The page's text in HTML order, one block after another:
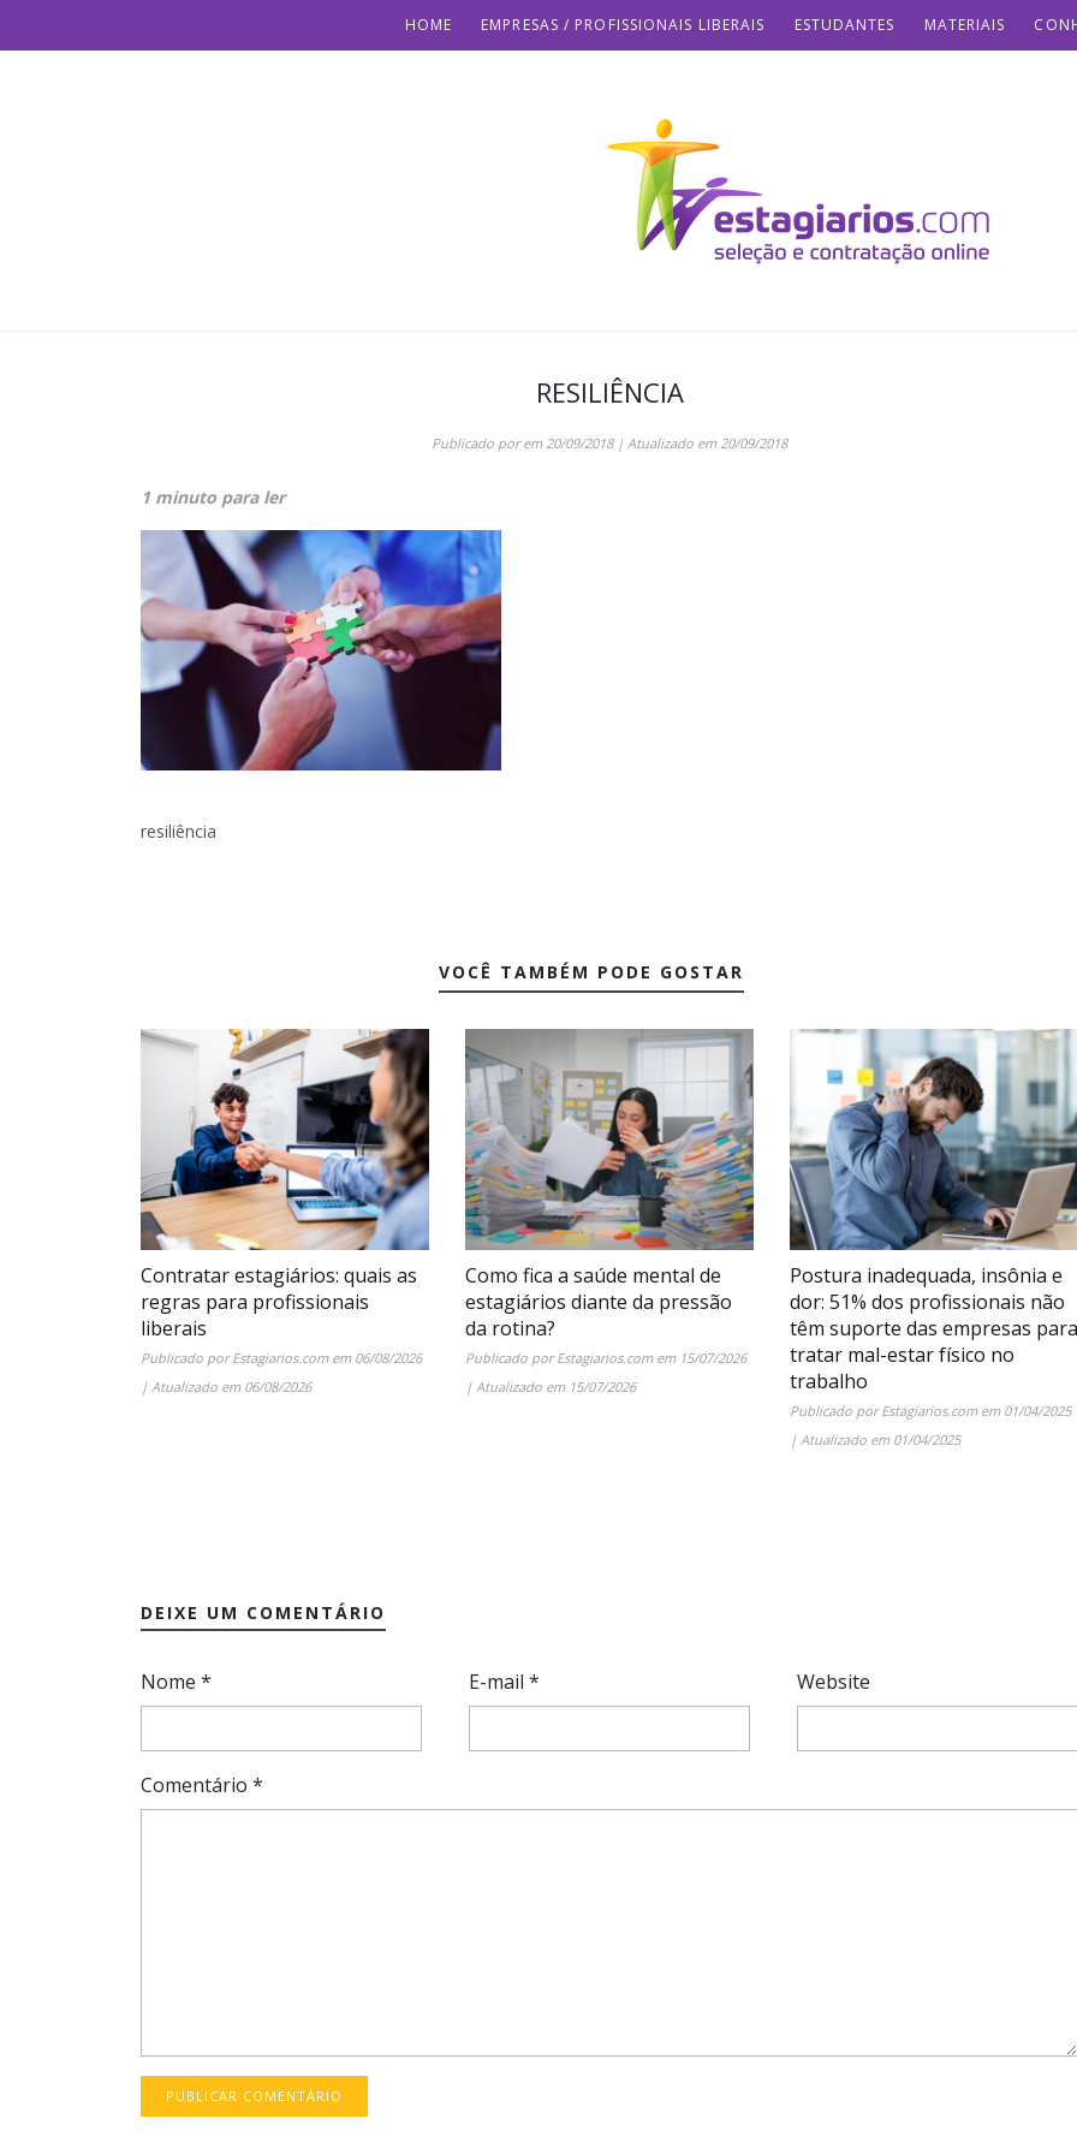
HOME EMPRESAS / PROFISSIONAIS LIBERAIS ESTUDANTES MATERIAIS
RESILIÊNCIA
Publicado porem20/09/2018| Atualizado em20/09/2018
1 minuto para ler
resiliência
VOCÊ TAMBÉM PODE GOSTAR
Contratar estagiários: quais as
regras para profissionais
liberais
Publicado porEstagiarios.comem 06/08/2026
| Atualizado em 06/08/2026
Como fica a saúde mental de
estagiários diante da pressão
da rotina?
Publicado porEstagiarios.comem 15/07/2026
| Atualizado em 15/07/2026
Postura inadequada, insônia e
dor: 51% dos profissionais não
têm suporte das empresas para
tratar mal-estar físico no
trabalho
Publicado porEstagiarios.comem 01/04/2025
| Atualizado em 01/04/2025
DEIXE UM COMENTÁRIO
Nome * E-mail * Website
Comentário *